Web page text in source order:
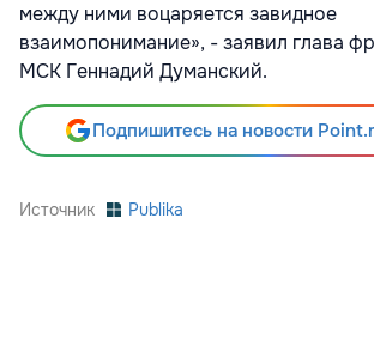
между ними воцаряется завидное
взаимопонимание», - заявил глава
МСК Геннадий Думанский.
Подпишитесь на новости
Источник Publika